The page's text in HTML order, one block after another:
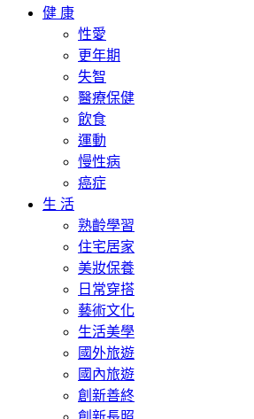
健 康
性愛
更年期
失智
醫療保健
飲食
運動
慢性病
癌症
生 活
熟齡學習
住宅居家
美妝保養
日常穿搭
藝術文化
生活美學
國外旅遊
國內旅遊
創新善終